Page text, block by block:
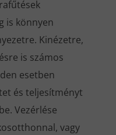
is könnyen
Kinézetre,
is számos
esetben
és teljesítményt
Vezérlése
vagy